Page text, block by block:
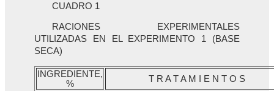
CUADRO 1
RACIONES EXPERIMENTALES
UTILIZADAS EN EL EXPERIMENTO 1 (BASE
SECA)
INGREDIENTE,
%
T R A T A M I E N T O S